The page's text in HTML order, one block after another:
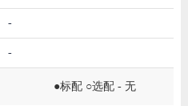
-
-
●标配 ○选配 - 无